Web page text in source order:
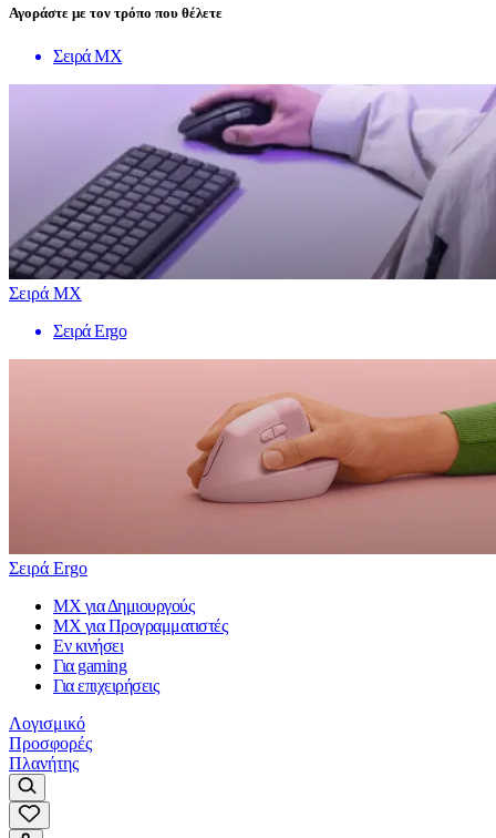
Αγοράστε με τον τρόπο που θέλετε
Σειρά MX
Σειρά MX
Σειρά Ergo
Σειρά Ergo
MX για Δημιουργούς
MX για Προγραμματιστές
Εν κινήσει
Για gaming
Για επιχειρήσεις
Λογισμικό
Προσφορές
Πλανήτης